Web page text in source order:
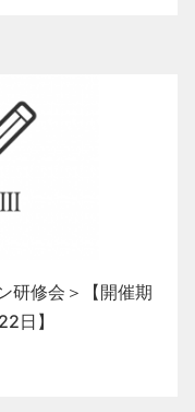
研修会＞【開催期
日】